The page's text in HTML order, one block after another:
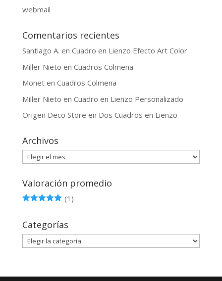
webmail
Comentarios recientes
Santiago A. en Cuadro en Lienzo Efecto Art Color
Miller Nieto en Cuadros Colmena
Moneten Cuadros Colmena
Miller Nieto en Cuadro en Lienzo Personalizado
Origen Deco Store en Dos Cuadros en Lienzo
Archivos
Archivos
Valoración promedio
(1)
Categorías
Categorías